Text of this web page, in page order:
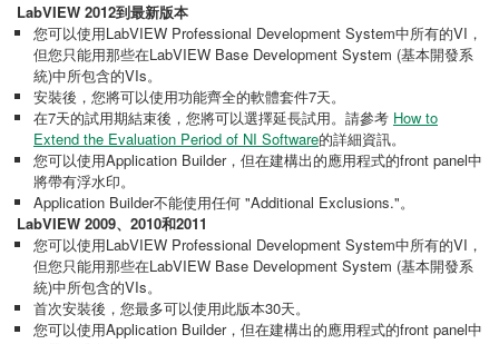
LabVIEW 2012到最新版本
您可以使用LabVIEW Professional Development System中所有的VI，
但您只能用那些在LabVIEW Base Development System (基本開發系
統)中所包含的VIs。
安裝後，您將可以使用功能齊全的軟體套件7天。
在7天的試用期結束後，您將可以選擇延長試用。請參考 How to
Extend the Evaluation Period of NI Software的詳細資訊。
您可以使用Application Builder，但在建構出的應用程式的front panel中
將帶有浮水印。
Application Builder不能使用任何 "Additional Exclusions."。
LabVIEW 2009、2010和2011
您可以使用LabVIEW Professional Development System中所有的VI，
但您只能用那些在LabVIEW Base Development System (基本開發系
統)中所包含的VIs。
首次安裝後，您最多可以使用此版本30天。
您可以使用Application Builder，但在建構出的應用程式的front panel中